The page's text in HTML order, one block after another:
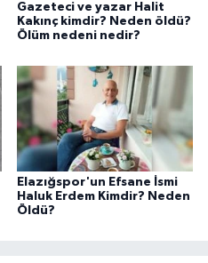
Gazeteci ve yazar Halit
Kakınç kimdir? Neden öldü?
Ölüm nedeni nedir?
Elazığspor'un Efsane İsmi
Haluk Erdem Kimdir? Neden
Öldü?